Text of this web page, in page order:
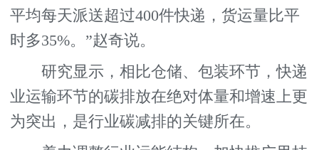
平均每天派送超过400件快递，货运量比平
时多35%。”赵奇说。
研究显示，相比仓储、包装环节，快递
业运输环节的碳排放在绝对体量和增速上更
为突出，是行业碳减排的关键所在。